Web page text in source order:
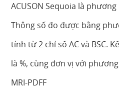
ACUSON Sequoia là
Thông số đo được bằng
tính từ 2 chỉ số AC và BSC.
là %, cùng đơn vị với
MRI-PDFF